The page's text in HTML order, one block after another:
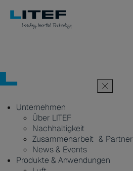
Unternehmen
Über LITEF
Nachhaltigkeit
Zusammenarbeit & Partner
News & Events
Produkte & Anwendungen